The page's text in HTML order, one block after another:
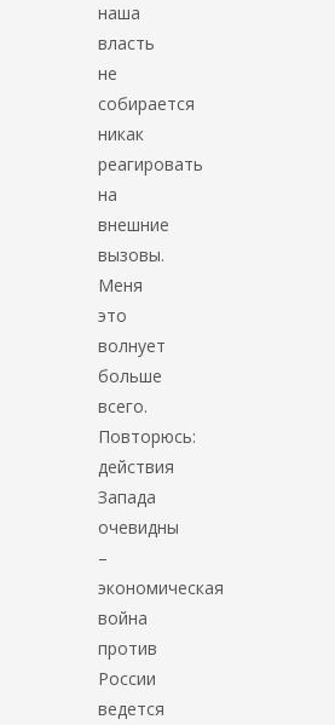
наша
власть
не
собирается
никак
реагировать
на
внешние
вызовы.
Меня
это
волнует
больше
всего.
Повторюсь:
действия
Запада
очевидны
–
экономическая
война
против
России
ведется